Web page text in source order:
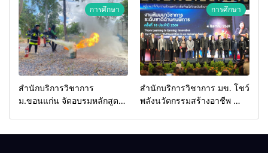
2026 เชื่อม 4 งานใหญ่ สร้าง
โอกาสธุรกิจครบวงจร ด้วย
ครับ
ประเทศ
การศึกษา
สำนักบริการวิชาการ
ม.ขอนแก่น จัดอบรมหลักสูตร
การศึกษา
สำนักบริการวิชาการ มข. โชว์
พลังนวัตกรรมสร้างอาชีพ นำ